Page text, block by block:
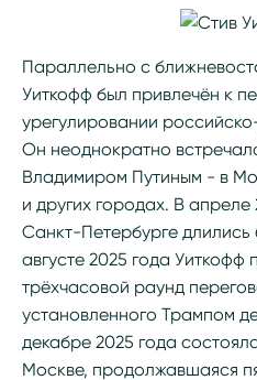
Параллельно с
Уиткофф был привлечён к
урегулировании
Он неоднократно
Владимиром Путиным - в
и других городах. В
Санкт-Петербурге
августе 2025 года Уиткофф
трёхчасовой раунд
установленного Трампом
декабре 2025 года
Москве, продолжавшаяся